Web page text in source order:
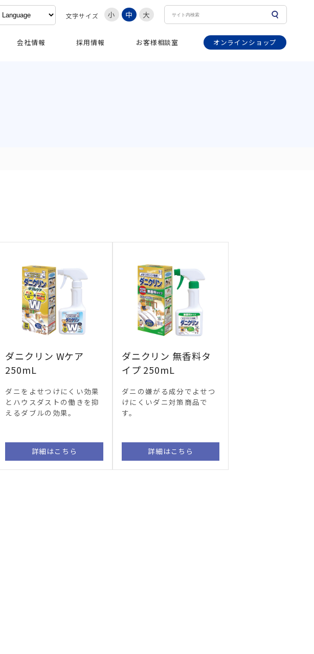
文字サイズ 小 中 大
会社情報 採用情報 お客様相談室 オンラインショップ
ダニクリン Wケア
250mL
ダニをよせつけにくい効果
とハウスダストの働きを抑
えるダブルの効果。
詳細はこちら
ダニクリン 無香料タ
イプ 250mL
ダニの嫌がる成分でよせつ
けにくいダニ対策商品で
す。
詳細はこちら